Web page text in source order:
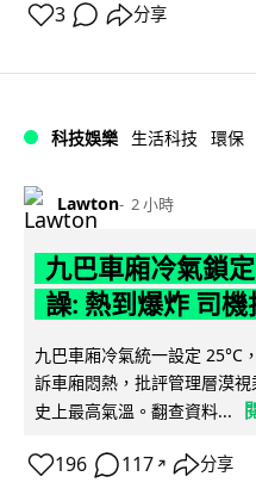
3 分享
科技娛樂 生活科技 環保
Lawton 2 小時
九巴車廂冷氣鎖
譟: 熱到爆炸 司
九巴車廂冷氣統一設定 25°C
訴車廂悶熱，批評管理層漠
史上最高氣溫。翻查資料...
196 117 ↗ 分享